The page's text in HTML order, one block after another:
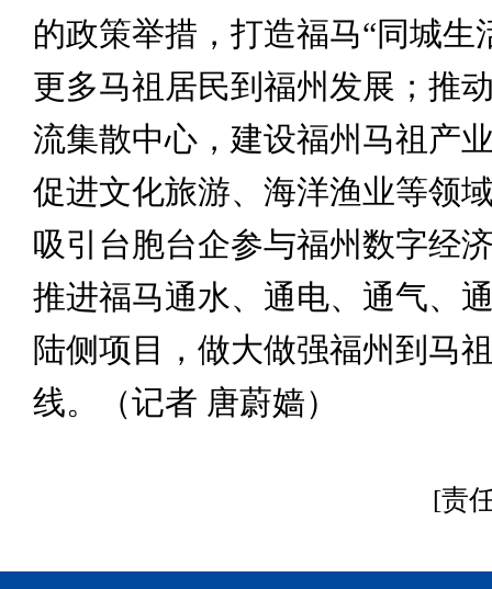
的政策举措，打造福马“同城生
更多马祖居民到福州发展；推
流集散中心，建设福州马祖产
促进文化旅游、海洋渔业等领
吸引台胞台企参与福州数字经
推进福马通水、通电、通气、
陆侧项目，做大做强福州到马
线。（记者 唐蔚嫱）
[责